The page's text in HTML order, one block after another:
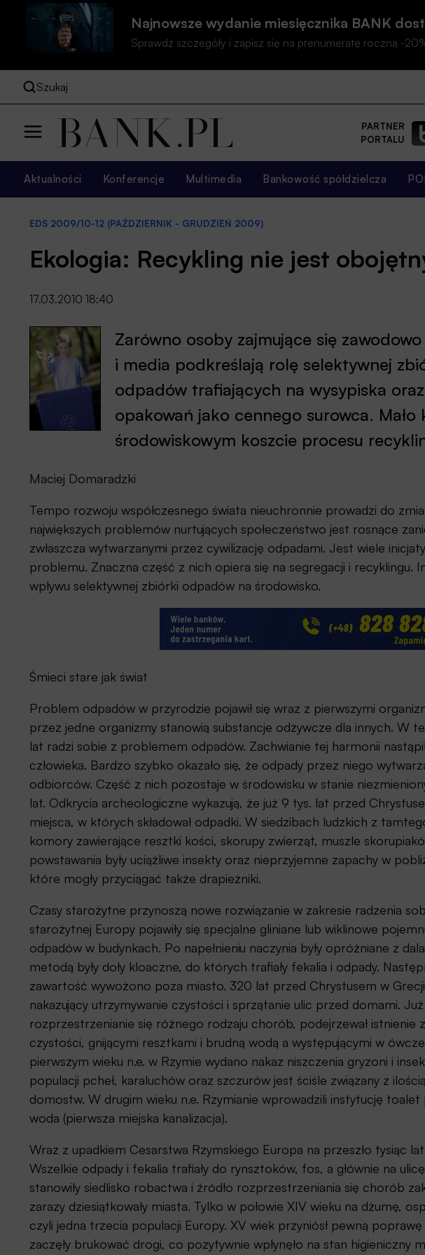
Najnowsze wydanie miesięcznika BANK
Sprawdź szczegóły i zapisz się na prenumeratę roczną -
Szukaj
PARTNER
PORTALU
Aktualności Konferencje Multimedia Bankowość spółdzielcza
EDS 2009/10-12 (PAŹDZIERNIK - GRUDZIEŃ 2009)
Ekologia: Recykling nie jest
17.03.2010 18:40
Zarówno osoby zajmujące się
i media podkreślają rolę selektywnej
odpadów trafiających na wysypiska
opakowań jako cennego surowca.
środowiskowym koszcie procesu
Maciej Domaradzki
Tempo rozwoju współczesnego świata nieuchronnie prowadzi do
największych problemów nurtujących społeczeństwo jest rosnące
zwłaszcza wytwarzanymi przez cywilizację odpadami. Jest wiele
problemu. Znaczna część z nich opiera się na segregacji i recyklingu.
wpływu selektywnej zbiórki odpadów na środowisko.
Śmieci stare jak świat
Problem odpadów w przyrodzie pojawił się wraz z pierwszymi
przez jedne organizmy stanowią substancje odżywcze dla innych. W
lat radzi sobie z problemem odpadów. Zachwianie tej harmonii
człowieka. Bardzo szybko okazało się, że odpady przez niego
odbiorców. Część z nich pozostaje w środowisku w stanie
lat. Odkrycia archeologiczne wykazują, że już 9 tys. lat przed
miejsca, w których składował odpadki. W siedzibach ludzkich z
komory zawierające resztki kości, skorupy zwierząt, muszle
powstawania były uciążliwe insekty oraz nieprzyjemne zapachy w
które mogły przyciągać także drapieżniki.
Czasy starożytne przynoszą nowe rozwiązanie w zakresie radzenia
starożytnej Europy pojawiły się specjalne gliniane lub wiklinowe
odpadów w budynkach. Po napełnieniu naczynia były opróżniane z
metodą były doły kloaczne, do których trafiały fekalia i odpady.
zawartość wywożono poza miasto. 320 lat przed Chrystusem w
nakazujący utrzymywanie czystości i sprzątanie ulic przed domami.
rozprzestrzenianie się różnego rodzaju chorób, podejrzewał istnienie
czystości, gnijącymi resztkami i brudną wodą a występującymi w
pierwszym wieku n.e. w Rzymie wydano nakaz niszczenia gryzoni i
populacji pcheł, karaluchów oraz szczurów jest ściśle związany z
domostw. W drugim wieku n.e. Rzymianie wprowadzili instytucję toalet
woda (pierwsza miejska kanalizacja).
Wraz z upadkiem Cesarstwa Rzymskiego Europa na przeszło tysiąc
Wszelkie odpady i fekalia trafiały do rynsztoków, fos, a głównie na
stanowiły siedlisko robactwa i źródło rozprzestrzeniania się chorób
zarazy dziesiątkowały miasta. Tylko w połowie XIV wieku na dżumę,
czyli jedna trzecia populacji Europy. XV wiek przyniósł pewną poprawę
zaczęły brukować drogi, co pozytywnie wpłynęło na stan higieniczny